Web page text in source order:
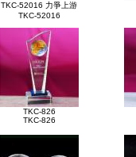
TKC-52016 力爭上游
TKC-52016
TKC-826
TKC-826